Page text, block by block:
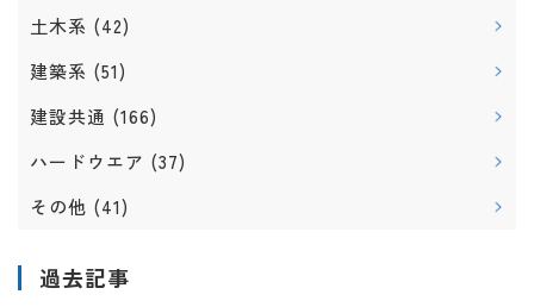
土木系 (42)
建築系 (51)
建設共通 (166)
ハードウエア (37)
その他 (41)
過去記事